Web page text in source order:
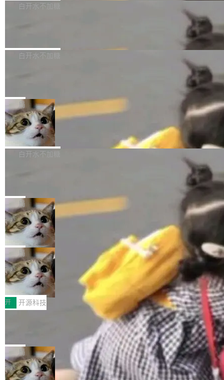
整性保护。效果是：吞吐量提升 41%，每 token
让语音识别不再只是听清，而是真正听懂。通过
w 不要求标准普通话，方言识别覆盖粤语、吴语
新和少量网页兼容性修复版本。 Changes/fixe
容提供的字体时出现的几个问题 为避免音频加
质的最低采样率）的音频格式将被拒绝 修复了 C
SS 圆角虚线样式中可能存在的问题 如果表单中
的图像元素不在同一个子树中，则它们将不再关
联 加...
白开水不加糖
发布的 Release Notes，他利用 AI 工具（如 Co
最强的若干项。对于尚未正式发版的 PG 19，则
通过拉取过去一年内（从 PG 18 Beta1 时间点
至今）的所有 commit，同样交由 AI 分析提炼。
经过人工复核，准确度令人满意。这一方法也为
社区爱好者提供了高效跟踪新版本的思路。
白开水不加糖
维护工作一直与我的日常工作、家务、社交生活
和休闲娱乐竞争时间。" 这是 libexpat 维护者 S
ebastian Pipping 写在博客里的话。8 月 4 日，
他宣布了一个新消息：从 2026 年 8 月 1 日起，
他可以全职维护 libexpat 了，最长 6 个月。发
库之一。你的操作系统、浏览器、无数的基础设
施软件，很可能都在用它。而过去十年，维护它
的人一直在用业余...
局
Firefox 153.0.3 发布
Firefox 153.0.3 现已发布，具体更新内容如
下： New Smart Window 包含多项增强功能：
gi?id=2019042">Bug&nbsp;2019042</a>）</l
i> <li>现在，助手可以直接使用 Exa 的网络搜索
结果回答问题，而无需将问题转交给搜索引擎。
（<a href="https://bugzilla.mozilla.org/show_
bug.cgi?id=204...
白开水不加糖
的 npm 包。项目的核心论点是：容器不适合 Ag
ent 计算。真正适合的，是 Isolate。 Cloudflare
工程师在这件事上没什么可谦虚的——他们用 W
orkers 跑了十年 Isolate。用 CEO Matthew Pri
nce 的话说：「我们一生都在用 Isolate 运行代
码，而 AI Agent 不需要容器，它们需要的是 Iso
late。」 容器为什么不合适 容器的问题在于启动
和销毁都太重了。一个 Agent 要执行的任务可能
只需要几毫秒的 CPU 时间，但容器从冷启动到
就绪要花数秒。如果未来有十...
局
OpenAI 公开邮件和聊天记录回应苹果
诉讼，称“Apple is getting this wron
g”
上个月，苹果一纸诉状把 OpenAI 告上法庭，指
控其挖角苹果前员工并窃取商业秘密。苹果的诉
状把 OpenAI 描述成一个系统性地从前东家挖
人、套取机密信息的对手。 OpenAI 没发律师
函，也没选择庭外沉默。它在官网贴了一篇博
文，标题只有六个字：Apple is getting this wro
ng。 然后，它把邮件往来和 iMessage 聊天记
录全贴了出来。 他发错人了 苹果外部律师 Gabr
iel Gross 来自 Weil 律所，2 月 23 日下午 5:53
给 OpenAI 总法律顾问 Che Chang 发了封邮
件，附了一封长信，要求 OpenAI 配合调查前苹
果员工带走机密信...
局
HUAWEI MatePad Edge上架WorkBu
ddy鸿蒙PC版，说话就能干活的AI办公
搭子
全能AI工作台WorkBuddy鸿蒙PC版上架HUAWE
I MatePad Edge应用市场，直接下载即可使
用，与鸿蒙电脑上的体验一致。值得一提的是，
这是目前市面上唯一支持平板接入WorkBuddy P
C版的产品，搭载“人机双写”重磅功能——你写
你的，AI写AI的，同屏协作互不干扰。一句话让
AI帮你干活，现在开启全新体验！ 温馨提示：
体验WorkBuddy鸿蒙PC版前，请将 HUAWEI M
开 开源科技
FFmpeg 9.0 发布：代号“Lei”，以此纪
全球知名开源多媒体框架 FFmpeg 今天正式发
布了 9.0 版本。这个版本除了带来新一代音视频
处理能力和硬件加速支持之外，还有一个特殊之
处：FFmpeg 9.0 的代号是“Lei”。 这个名字，
局
亚马逊成本失控：AI 写代码烧掉 1215